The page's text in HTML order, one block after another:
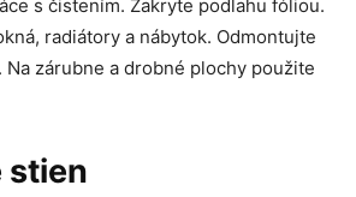
s čistením. Zakryte podlahu fóliou.
radiátory a nábytok. Odmontujte
Na zárubne a drobné plochy použite
stien